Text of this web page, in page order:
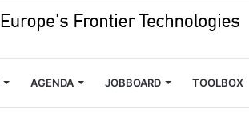
AGENDA JOBBOARD TOOLBOX